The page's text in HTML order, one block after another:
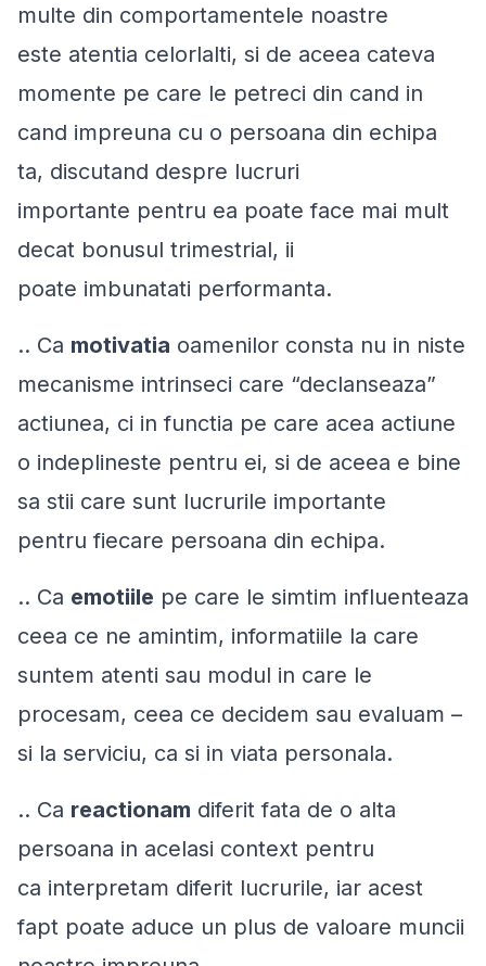
multe din comportamentele noastre
este atentia celorlalti, si de aceea cateva
momente pe care le petreci din cand in
cand impreuna cu o persoana din echipa
ta, discutand despre lucruri
importante pentru ea poate face mai mult
decat bonusul trimestrial, ii
poate imbunatati performanta.
.. Ca motivatia oamenilor consta nu in niste
mecanisme intrinseci care “declanseaza”
actiunea, ci infunctia pe care acea actiune
o indeplineste pentru ei, si de aceea e bine
sa stii care sunt lucrurile importante
pentrufiecare persoana din echipa.
.. Ca emotiile pe care le simtim influenteaza
ceea ce ne amintim, informatiile la care
suntem atenti sau modul in care le
procesam, ceea ce decidem sau evaluam –
si la serviciu, ca si in viata personala.
.. Ca reactionam diferit fata de o alta
persoana in acelasi context pentru
ca interpretam diferit lucrurile, iar acest
fapt poate aduce un plus de valoare muncii